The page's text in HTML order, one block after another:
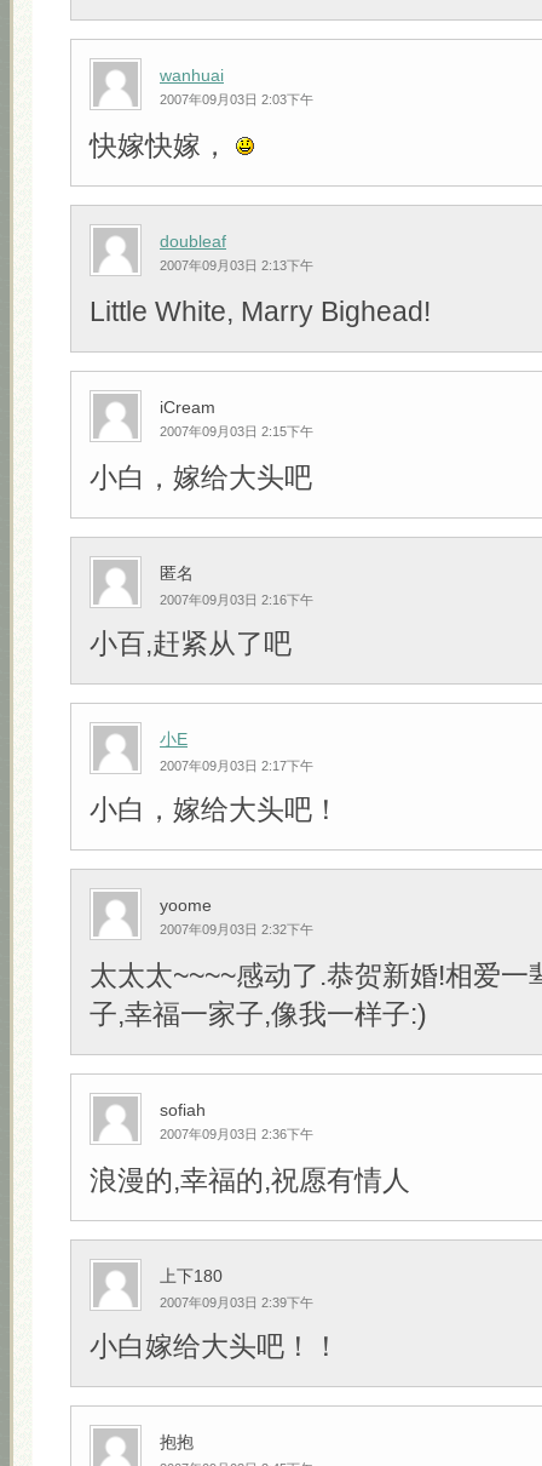
wanhuai
2007年09月03日 2:03下午
快嫁快嫁，
doubleaf
2007年09月03日 2:13下午
Little White, Marry Bighead!
iCream
2007年09月03日 2:15下午
小白，嫁给大头吧
匿名
2007年09月03日 2:16下午
小百,赶紧从了吧
小E
2007年09月03日 2:17下午
小白，嫁给大头吧！
yoome
2007年09月03日 2:32下午
太太太~~~~感动了.恭贺新婚!相爱一
子,幸福一家子,像我一样子:)
sofiah
2007年09月03日 2:36下午
浪漫的,幸福的,祝愿有情人
上下180
2007年09月03日 2:39下午
小白嫁给大头吧！！
抱抱